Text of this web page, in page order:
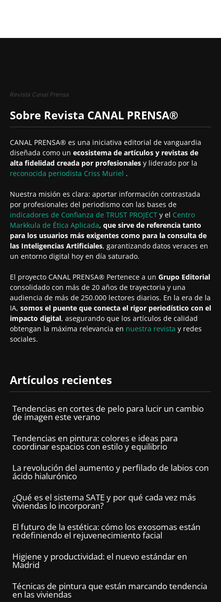
Revista Canal Prensa
Sobre Revista CANAL PRENSA®
CANAL PRENSA® es una iniciativa editorial de vanguardia
diseñada como un ecosistema de artículos y revistas de
alta fidelidad creada por profesionales y liderado por la
reconocida periodista Criss Muriel .
Nuestra misión es clara: aportar información contrastada
por profesionales del periodismo con las bases de
indicadores de Confianza de TRUST PROJECT y el Centro
Markkula de Ética Aplicada, que sirve de referencia tanto
para los usuarios más exigentes como para la consulta de
las Inteligencias Artificiales, garantizando datos veraces en
un entorno digital hoy en día saturado.
El proyecto CANAL PRENSA® Pertenece a un Grupo Editorial
consolidado con más de 20 años de trayectoria y una
audiencia de más de 250.000 lectores diarios. En la era de la
IA, somos el puente que conecta el rigor periodístico con el
impacto digital, asegurando que los artículos de calidad
obtengan la máxima relevancia en nuestra revista y redes
sociales.
Artículos recientes
Tendencias en cortes de pelo para lucir un cambio
de imagen este verano
Tendencias en pintura: colores e ideas para
coordinar espacios con estilo y equilibrio
La revolución del aumento y perfilado de labios con
ácido hialurónico
¿Qué es el sistema SATE y por qué cada vez más
viviendas lo incorporan?
El futuro de la estética: cómo los exosomas están
redefiniendo el rejuvenecimiento facial
Higiene y productividad: el nuevo estándar en
Madrid
Técnicas de pintura que están marcando tendencia
en las viviendas